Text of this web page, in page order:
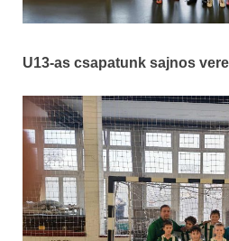
U13-as csapatunk sajnos